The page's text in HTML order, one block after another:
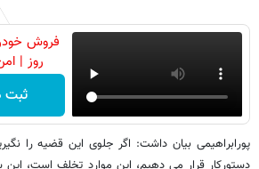
فروش
روز |
ثبت
پورابراهیمی بیان داشت: اگر جلوی این قضیه را